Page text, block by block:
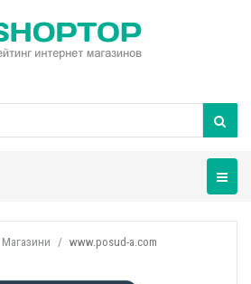
Магазини www.posud-a.com